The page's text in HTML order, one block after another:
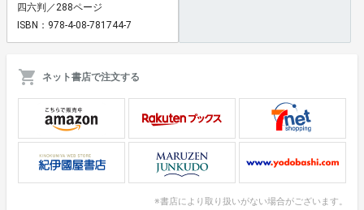
四六判／288ページ
ISBN：978-4-08-781744-7
ネット書店で注文する
※書店により取り扱いがない場合がございます。